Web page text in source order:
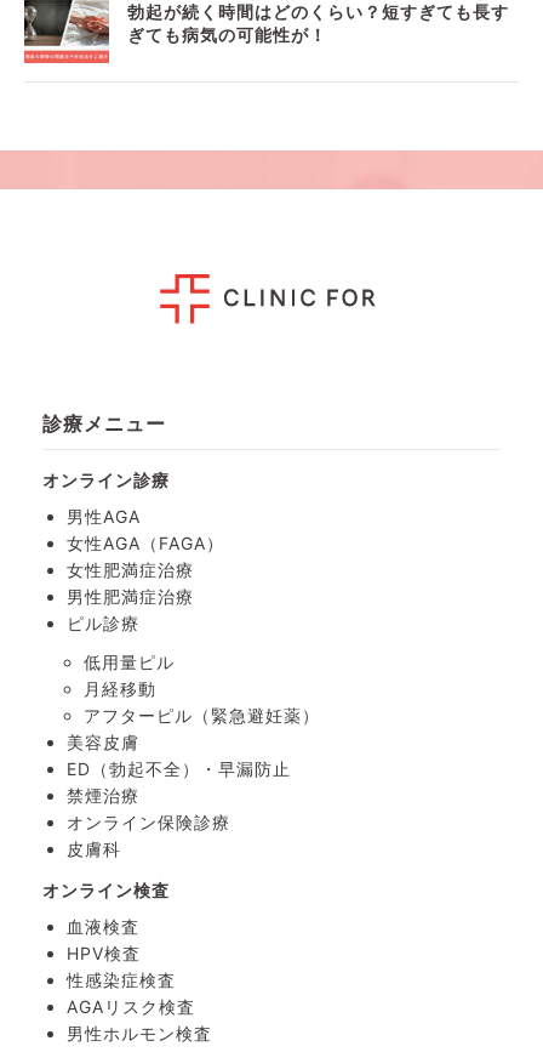
勃起が続く時間はどのくらい？短すぎても長す
ぎても病気の可能性が！
診療メニュー
オンライン診療
男性AGA
女性AGA（FAGA）
女性肥満症治療
男性肥満症治療
ピル診療
低用量ピル
月経移動
アフターピル （緊急避妊薬）
美容皮膚
ED（勃起不全）・ 早漏防止
禁煙治療
オンライン保険診療
皮膚科
オンライン検査
血液検査
HPV検査
性感染症検査
AGAリスク検査
男性ホルモン検査